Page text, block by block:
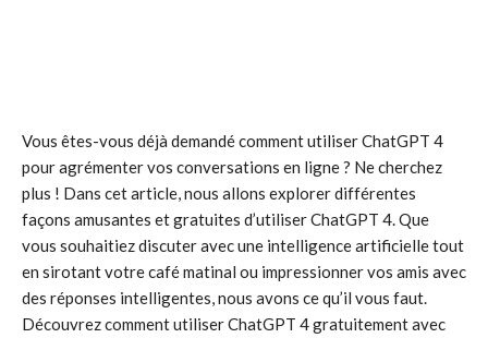
Vous êtes-vous déjà demandé comment utiliser ChatGPT 4
pour agrémenter vos conversations en ligne ? Ne cherchez
plus ! Dans cet article, nous allons explorer différentes
façons amusantes et gratuites d’utiliser ChatGPT 4. Que
vous souhaitiez discuter avec une intelligence artificielle tout
en sirotant votre café matinal ou impressionner vos amis avec
des réponses intelligentes, nous avons ce qu’il vous faut.
Découvrez comment utiliser ChatGPT 4 gratuitement avec